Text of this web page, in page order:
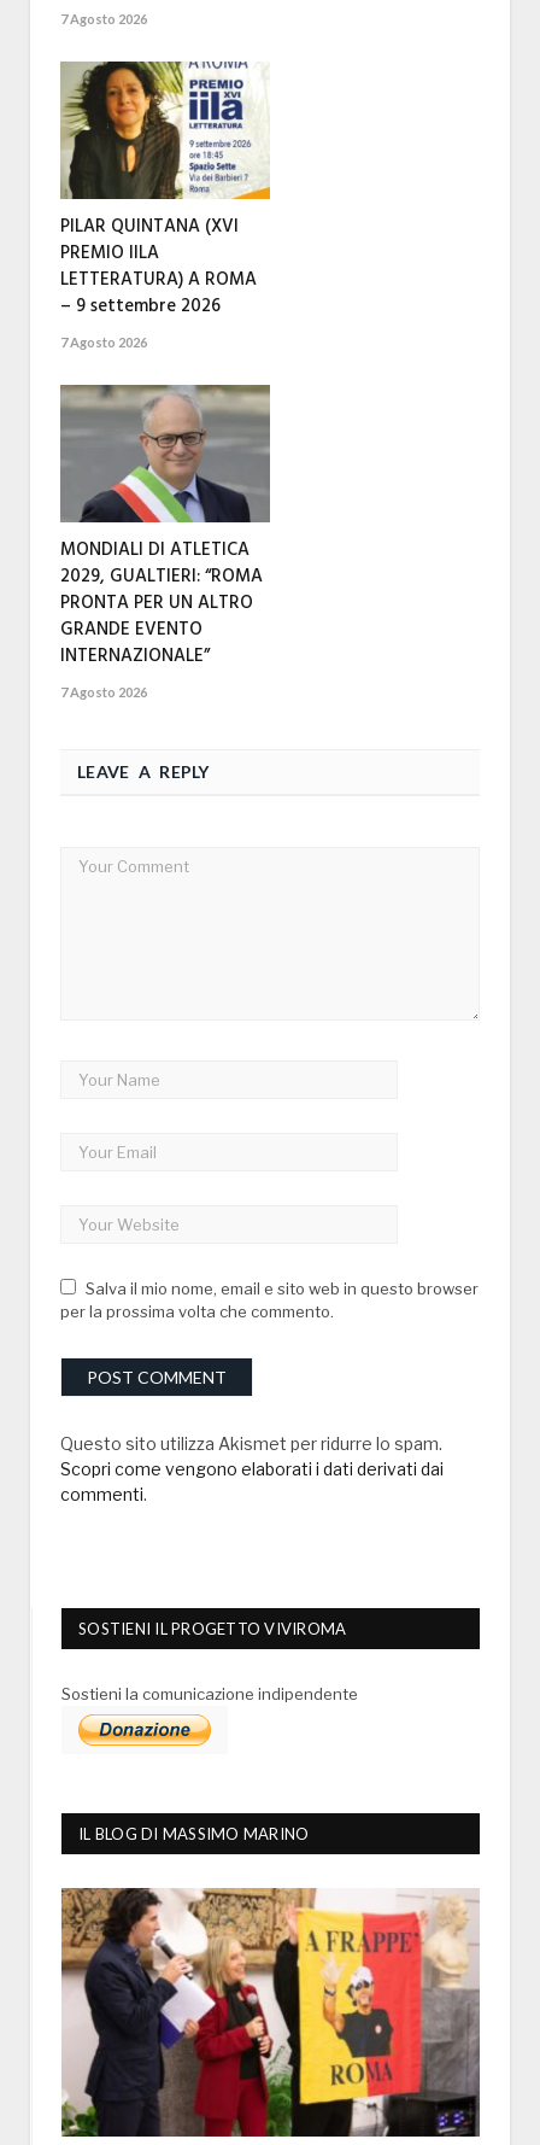
7 Agosto 2026
PILAR QUINTANA (XVI
PREMIO IILA
LETTERATURA) A ROMA
– 9 settembre 2026
7 Agosto 2026
MONDIALI DI ATLETICA
2029, GUALTIERI: “ROMA
PRONTA PER UN ALTRO
GRANDE EVENTO
INTERNAZIONALE”
7 Agosto 2026
LEAVE A REPLY
Salva il mio nome, email e sito web in questo browser
per la prossima volta che commento.
Questo sito utilizza Akismet per ridurre lo spam.
Scopri come vengono elaborati i dati derivati dai
commenti.
SOSTIENI IL PROGETTO VIVIROMA
Sostieni la comunicazione indipendente
IL BLOG DI MASSIMO MARINO